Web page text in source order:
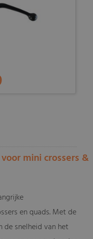
mini crossers &
en quads. Met de
de snelheid van het